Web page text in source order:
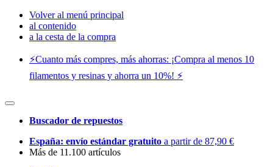
Volver al menú principal
al contenido
a la cesta de la compra
⚡️Cuanto más compres, más ahorras: ¡Compra al menos 10
filamentos y resinas y ahorra un 10%! ⚡️
Buscador de repuestos
España: envío estándar gratuito a partir de 87,90 €
Más de 11.100 artículos